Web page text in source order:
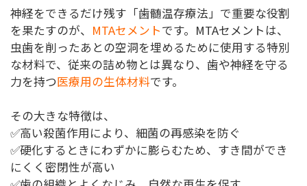
神経をできるだけ残す「歯髄温存療法」で重要な役割
を果たすのが、 MTAセメントです。MTAセメントは、
虫歯を削ったあとの空洞を埋めるために使用する特別
な材料で、従来の詰め物とは異なり、歯や神経を守る
力を持つ医療用の生体材料です。
その大きな特徴は、
✅高い殺菌作用により、細菌の再感染を防ぐ
✅硬化するときにわずかに膨らむため、すき間ができ
にくく密閉性が高い